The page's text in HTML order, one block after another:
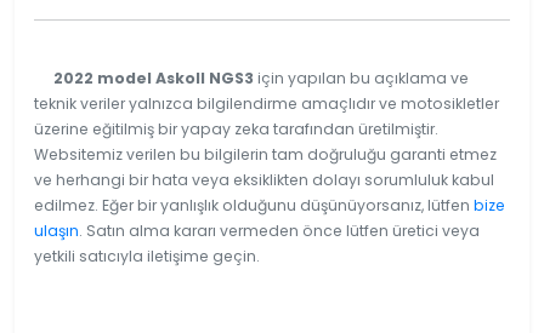
2022 model Askoll NGS3 için yapılan bu açıklama ve
teknik veriler yalnızca bilgilendirme amaçlıdır ve motosikletler
üzerine eğitilmiş bir yapay zeka tarafından üretilmiştir.
Websitemiz verilen bu bilgilerin tam doğruluğu garanti etmez
ve herhangi bir hata veya eksiklikten dolayı sorumluluk kabul
edilmez. Eğer bir yanlışlık olduğunu düşünüyorsanız, lütfen bize
ulaşın. Satın alma kararı vermeden önce lütfen üretici veya
yetkili satıcıyla iletişime geçin.